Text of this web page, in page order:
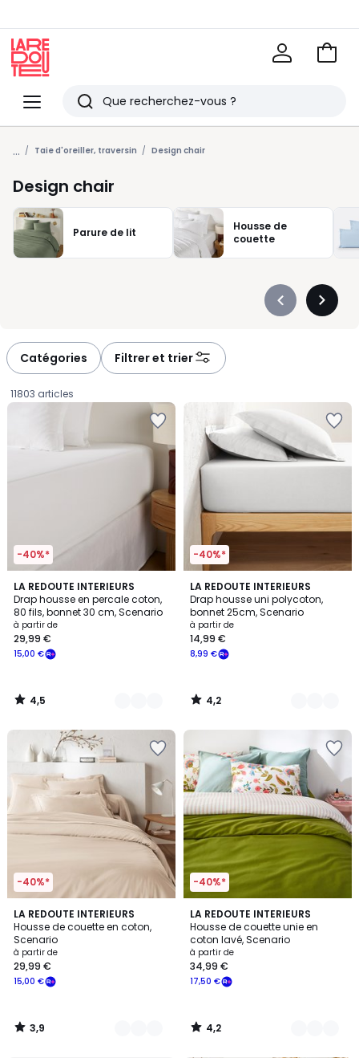
Menu
Redoute
Rechercher
Derniers
articles
vus
Voir
... Taie d'oreiller, traversin Design chair
Design chair
Parure de lit
Housse de
couette
Précédent
Catégories Filtrer et trier
11803 articles
-40%*
LA REDOUTE INTERIEURS
Drap housse en percale coton,
80 fils, bonnet 30 cm, Scenario
Prix
à
partir
29,99
€
notre
programme
pour
payer
à
la
€.
à partir de
15,00 €
29,99 €
4,5
/ 5
21
Couleurs
4,5
/
-40%*
LA REDOUTE INTERIEURS
Drap housse uni polycoton,
bonnet 25cm, Scenario
à partir de
8,99 €
14,99 €
4,2
/ 5
15
Couleurs
4,2
/
-40%*
LA REDOUTE INTERIEURS
Housse de couette en coton,
Scenario
à partir de
15,00 €
29,99 €
3,9
/ 5
22
Couleurs
3,9
/
-40%*
LA REDOUTE INTERIEURS
Housse de couette unie en
coton lavé, Scenario
à partir de
17,50 €
34,99 €
4,2
/ 5
18
Couleurs
4,2
/